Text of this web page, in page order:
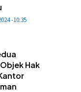
-10:35
Hak